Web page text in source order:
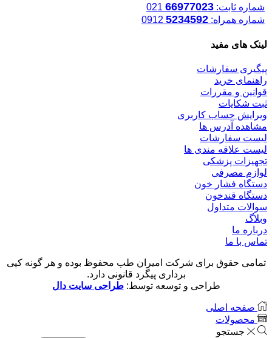
شماره ثابت: 66977023
شماره همراه: 5234592
لینک های مفید
پیگیری سفارشات
راهنمای خرید
قوانین و مقررات
ثبت شکایات
ویرایش حساب کاربری
مشاهده آدرس ها
لیست سفارشات
لیست علاقه مندی ها
تجهیزات پزشکی
لوازم مصرفی
دستگاه فشار خون
دستگاه قندخون
سوالات متداول
وبلاگ
درباره ما
تماس با ما
تمامی حقوق برای شرکت امیران طب محفوظ بوده و هر گونه کپی
برداری پیگرد قانونی دارد.
طراحی و توسعه توسط:طراحی سایت دال
صفحه اصلی
محصولات
جستجو